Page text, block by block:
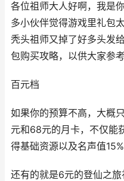
各位祖师大人好啊，我是
多小伙伴觉得游戏里礼包
秃头祖师又掉了好多头发
包购买攻略，以供大家参考
百元档
如果你的预算不高，大概
元和68元的月卡，不仅能
得基础资源以及名声值
还有的就是6元的登仙之